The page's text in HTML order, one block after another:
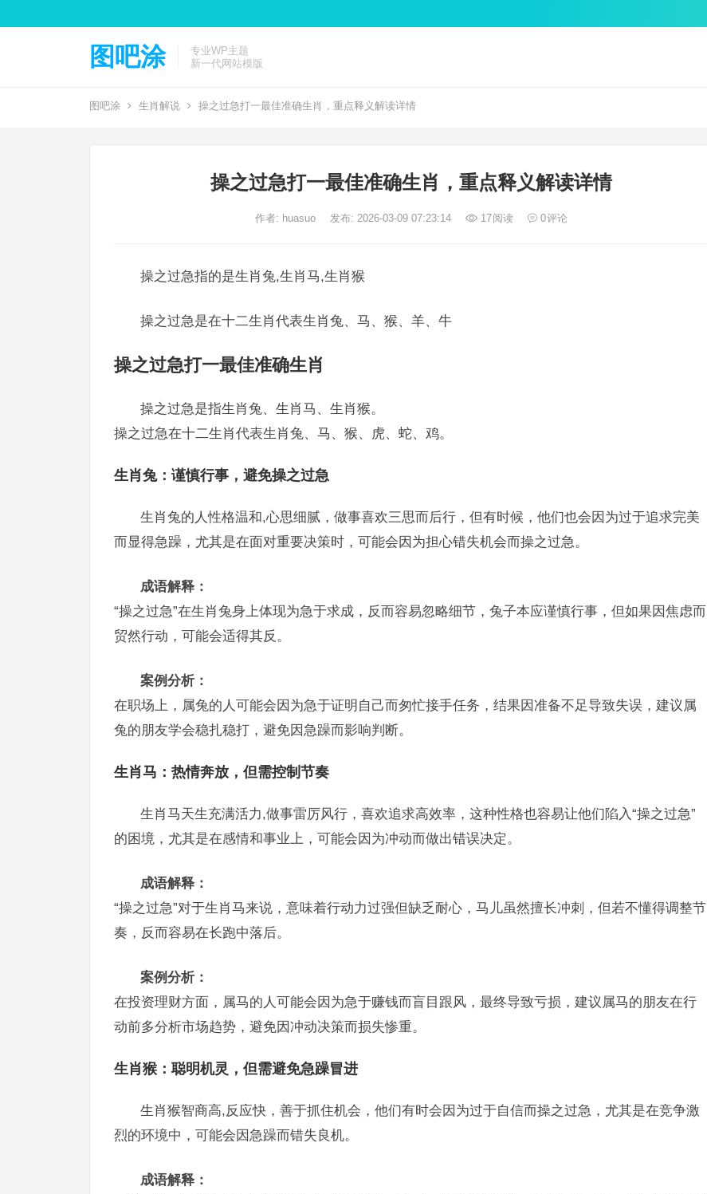
图吧涂
专业WP主题
新一代网站模版
图吧涂 生肖解说 操之过急打一最佳准确生肖，重点释义解读详情
操之过急打一最佳准确生肖，重点释义解读详情
作者: huasuo 发布: 2026-03-09 07:23:14 17阅读 0评论
操之过急指的是生肖兔,生肖马,生肖猴
操之过急是在十二生肖代表生肖兔、马、猴、羊、牛
操之过急打一最佳准确生肖
操之过急是指生肖兔、生肖马、生肖猴。
操之过急在十二生肖代表生肖兔、马、猴、虎、蛇、鸡。
生肖兔：谨慎行事，避免操之过急
生肖兔的人性格温和,心思细腻，做事喜欢三思而后行，但有时候，他们也会因为过于追求完美
而显得急躁，尤其是在面对重要决策时，可能会因为担心错失机会而操之过急。
成语解释：
“操之过急”在生肖兔身上体现为急于求成，反而容易忽略细节，兔子本应谨慎行事，但如果因焦虑而
贸然行动，可能会适得其反。
案例分析：
在职场上，属兔的人可能会因为急于证明自己而匆忙接手任务，结果因准备不足导致失误，建议属
兔的朋友学会稳扎稳打，避免因急躁而影响判断。
生肖马：热情奔放，但需控制节奏
生肖马天生充满活力,做事雷厉风行，喜欢追求高效率，这种性格也容易让他们陷入“操之过急”
的困境，尤其是在感情和事业上，可能会因为冲动而做出错误决定。
成语解释：
“操之过急”对于生肖马来说，意味着行动力过强但缺乏耐心，马儿虽然擅长冲刺，但若不懂得调整节
奏，反而容易在长跑中落后。
案例分析：
在投资理财方面，属马的人可能会因为急于赚钱而盲目跟风，最终导致亏损，建议属马的朋友在行
动前多分析市场趋势，避免因冲动决策而损失惨重。
生肖猴：聪明机灵，但需避免急躁冒进
生肖猴智商高,反应快，善于抓住机会，他们有时会因为过于自信而操之过急，尤其是在竞争激
烈的环境中，可能会因急躁而错失良机。
成语解释：